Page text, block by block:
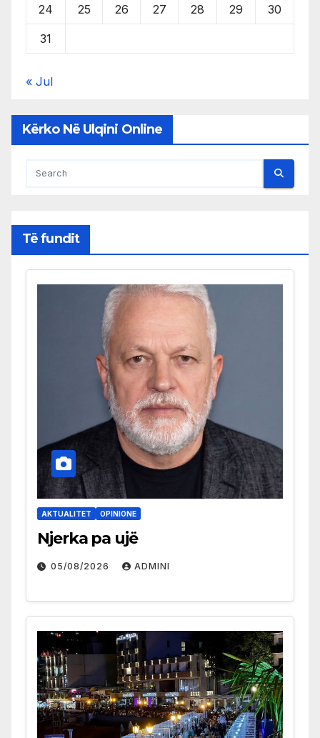
24 25 26 27 28 29 30
31
« Jul
Kërko Në Ulqini Online
Të fundit
AKTUALITET OPINIONE
Njerka pa ujë
05/08/2026 ADMINI